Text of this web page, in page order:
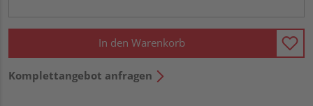
In den Warenkorb
Komplettangebot anfragen